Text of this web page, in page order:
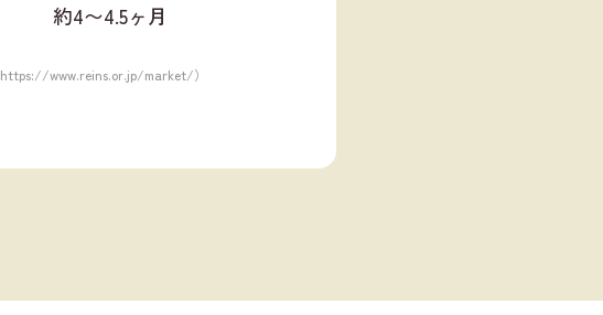
約4〜4.5ヶ月
https://www.reins.or.jp/market/）